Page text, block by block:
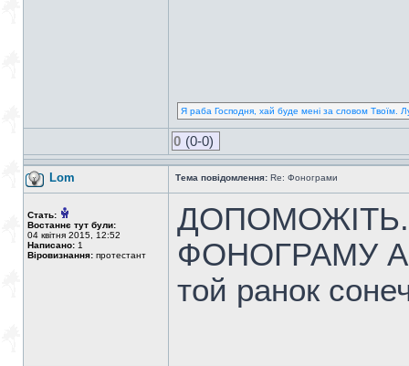
Я раба Господня, хай буде мені за словом Твоїм.
0 (0-0)
Lom Тема повідомлення: Re: Фонограми
Стать:
Востаннє тут були:
04 квітня 2015, 12:52
Написано: 1
Віровизнання: протестант
ФОНОГРАМУ
той ранок